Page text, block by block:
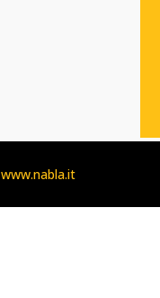
www.nabla.it